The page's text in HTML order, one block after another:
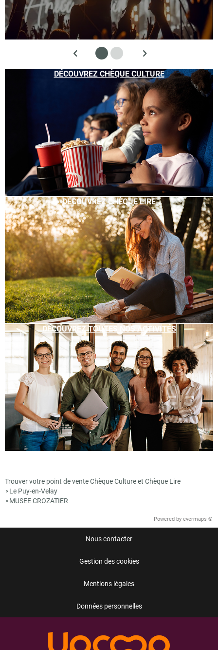
DÉCOUVREZ CHÈQUE CULTURE
DÉCOUVREZ CHÈQUE LIRE
DÉCOUVREZ TOUTES NOS ACTIVITÉS
Trouver votre point de vente Chèque Culture et Chèque Lire
> Le Puy-en-Velay
> MUSEE CROZATIER
Powered by evermaps ©
Nous contacter
Gestion des cookies
Mentions légales
Données personnelles